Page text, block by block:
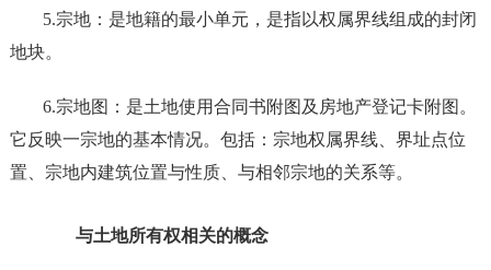
5.宗地：是地籍的最小单元，是指以权属界线组成的封闭
地块。
6.宗地图：是土地使用合同书附图及房地产登记卡附图。
它反映一宗地的基本情况。包括：宗地权属界线、界址点位
置、宗地内建筑位置与性质、与相邻宗地的关系等。
与土地所有权相关的概念